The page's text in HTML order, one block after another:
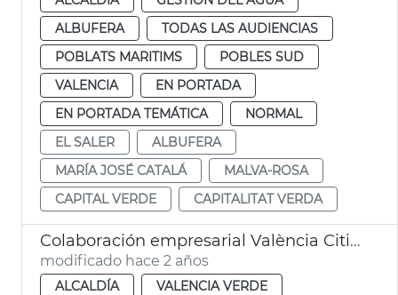
ALBUFERA
TODAS LAS AUDIENCIAS
POBLATS MARITIMS
POBLES SUD
VALENCIA
EN PORTADA
EN PORTADA TEMÁTICA
NORMAL
EL SALER
ALBUFERA
MARÍA JOSÉ CATALÁ
MALVA-ROSA
CAPITAL VERDE
CAPITALITAT VERDA
Colaboración empresarial València Cities Climate Week
modificado hace 2 años
ALCALDÍA
VALENCIA VERDE